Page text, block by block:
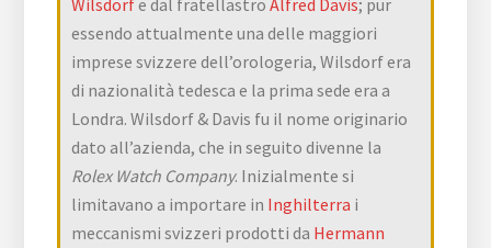
essendo attualmente una delle maggiori
imprese svizzere dell’orologeria, Wilsdorf era
di nazionalità tedesca e la prima sede era a
Londra. Wilsdorf & Davis fu il nome originario
dato all’azienda, che in seguito divenne la
Rolex Watch Company. Inizialmente si
limitavano a importare in Inghilterra i
meccanismi svizzeri prodotti da Hermann